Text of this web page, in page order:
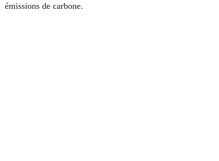
émissions de carbone.